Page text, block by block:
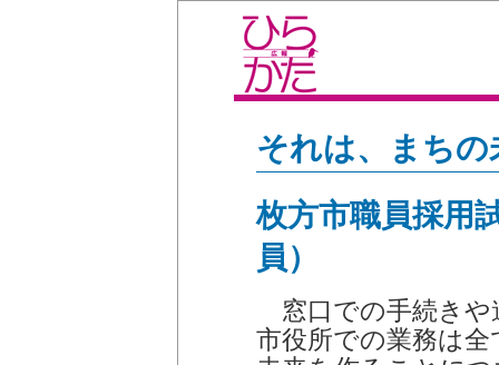
それは、まち
枚方市職員採用
員）
窓口での手続きや
市役所での業務は